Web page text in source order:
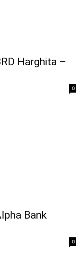
Harghita –
0
Bank
0